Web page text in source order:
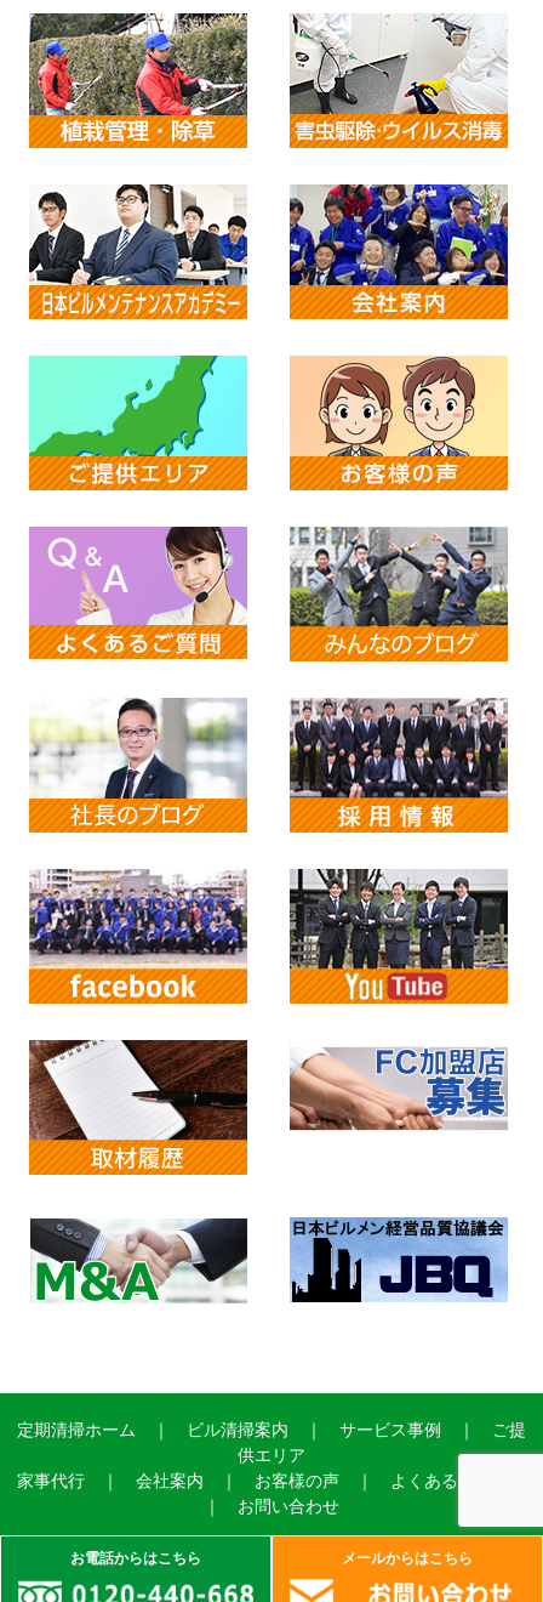
お電話からはこちら メールからはこちら
定期清掃ホーム ｜ ビル清掃案内 ｜ サービス事例 ｜
ご提
供エリア
家事代行｜ 会社案内 ｜ お客様の声｜
よくあるご質問
｜ お問い合わせ
Copyright©2004 ADVANCE SERVICE Ltd.All Right Reserved